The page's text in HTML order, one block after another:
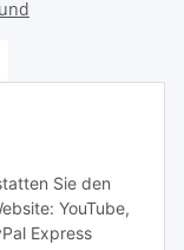
Sie den
YouTube,
Express